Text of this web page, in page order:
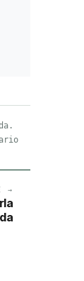
→